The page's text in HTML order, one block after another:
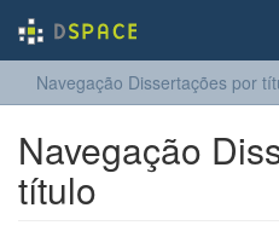
Navegação Dissertações por
Navegação
título